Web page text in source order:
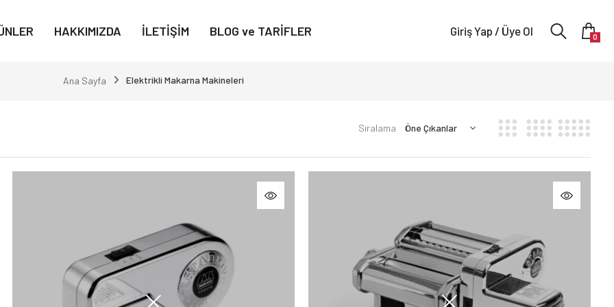
HAKKIMIZDA İLETİŞİM BLOG ve TARİFLER Giriş Yap / Üye Ol 0
Ana Sayfa Elektrikli Makarna Makineleri
Sıralama